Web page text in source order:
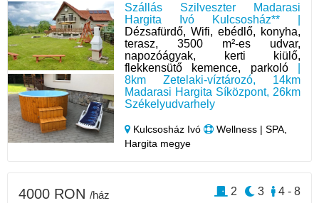
Szállás Szilveszter Madarasi
Hargita Ivó Kulcsosház** |
Dézsafürdő, Wifi, ebédlő, konyha,
terasz, 3500 m²-es udvar,
napozóágyak, kerti kiülő,
flekkensütő kemence, parkoló|
8km Zetelaki-víztározó, 14km
Madarasi Hargita Síközpont, 26km
Székelyudvarhely
Kulcsosház Ivó
Wellness | SPA,
Hargita megye
4000 RON /ház 4 - 8
3
2